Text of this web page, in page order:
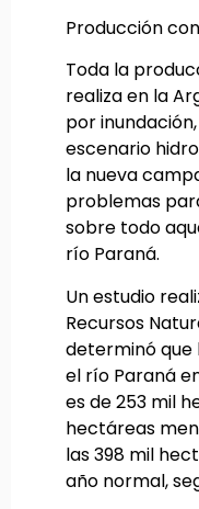
Producción
Toda la
realiza en la
por
escenario
la nueva
problemas
sobre todo
río Paraná.
Un estudio
Recursos
determinó que
el río Paraná
es de 253 mil
hectáreas
las 398 mil
año normal,